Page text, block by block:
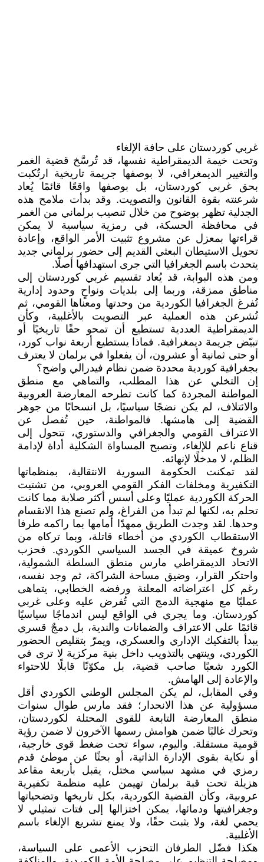
غربي كوردستان على حافة الإلغاء
وتحت خيمة الديمقراطية نفسها، قد تُرسَّخ قضية الغمر
والتغيير الديمغرافي، لا بوصفها جريمة تاريخية ارتُكبت
بحق غربي كوردستان، بل بوصفها واقعًا قائمًا يُعاد
شرعنته بقوة القانون والتصويت. وقد بدأت ملامح هذه
الجدلية تظهر بوضوح من خلال تنصيب برلماني من الغمر
في محافظة الحسكة، في رمزية سياسية لا يمكن
قراءتها بمعزل عن مشروع تثبيت الأمر الواقع، وإعادة
تحويل الاستيطان البعثي القديم إلى حضور برلماني جديد
يتحدث باسم الجغرافيا التي جرى استهدافها أصلًا.
ومن هذه البوابة، قد يُعاد تقسيم غربي كوردستان إلى
مناطق ممزقة، وربما إلى بلديات ونواحٍ وحدود إدارية
تُفرغ الجغرافيا الكوردية من وحدتها ومعناها القومي، ثم
تُشرعن هذه العملية عبر التصويت بالأغلبية، وكأن
الديمقراطية العددية تستطيع أن تمحو حقًا تاريخيًا أو
تبيّض جريمة ديمغرافية. فماذا يستطيع أربعة نواب كورد،
أو حتى ثمانية أو عشرون، أن يفعلوا في برلمان لا يعترف
بجغرافية كوردية محددة ضمن نظام فيدرالي واضح؟
إن التخلي عن هذا المطلب، والتماهي مع منطق
المواطنة المجردة كما كانت تطرحه المعارضة العروبية
والائتلاف، لم يكن نضجًا سياسيًا، بل انسحابًا من جوهر
القضية إلى هامشها. فالمواطنة، حين تُفصل عن
الاعتراف القومي والجغرافي والدستوري، تتحول إلى
قناع ناعم للإلغاء، وتصبح المساواة الشكلية أداة لإدامة
الظلم، لا مدخلًا لإنهائه.
لقد تمكنت الحكومة السورية الانتقالية، بمنظماتها
التكفيرية ومخلفات الفكر القومي العروبي، من تشتيت
الحركة الكوردية عمليًا وعلى أسس أكثر صلابة مما كانت
تحلم به، لكنها لم تبدأ من الفراغ، ولم تصنع هذا الانقسام
وحدها. لقد وجدت الطريق ممهدًا أمامها بما راكمه طرفا
الاستقطاب الكوردي من أخطاء قاتلة، وبما تركاه من
شروخ عميقة في الجسد السياسي الكوردي. فحزب
الاتحاد الديمقراطي مارس منطق السلطة الشمولية،
واحتكر القرار، وضيق مساحة الشراكة، ثم وجد نفسه،
رغم كل اعتراضاته المعلنة ورفضه الخطابي، يتماهى
عمليًا مع منهجية الدمج التي تُفرض عليه وعلى غربي
كوردستان. وما يجري في الواقع ليس اندماجًا سياسيًا
قائمًا على الاعتراف والضمانات والندية، بل دمجٌ قسري
يبدأ بالتفكيك الإداري والعسكري، ويمرّ بتقليص الحضور
الكوردي، وينتهي بالتذويب داخل بنية مركزية لا ترى في
الكورد شعبًا صاحب قضية، بل مكوّنًا قابلًا للاحتواء
والإعادة إلى الهامش.
وفي المقابل، لم يكن المجلس الوطني الكوردي أقل
مسؤولية عن هذا الانحدار؛ فقد مارس طوال سنوات
منطق المعارضة التابعة للقوى المحتلة لكوردستان،
وتحرك غالبًا ضمن هوامش رسمها الآخرون لا ضمن رؤية
قومية مستقلة. واليوم، سواء تحت ضغط قوى خارجية،
أو نكاية بقوى الإدارة الذاتية، أو بحثًا عن موطئ قدم
رمزي في مشهد سياسي مختل، يقبل بأربعة مقاعد
هزيلة تحت قبة برلمان تهيمن عليه منظمة تكفيرية
عروبية، وكأن القضية الكوردية، بكل تاريخها وتضحياتها
وجغرافيتها ودمائها، يمكن اختزالها إلى فتات تمثيلي لا
يحمي لغة، ولا يثبت حقًا، ولا يمنع تشريع الإلغاء باسم
الأغلبية.
هكذا فضّل الطرفان التحزب الأعمى على السياسة،